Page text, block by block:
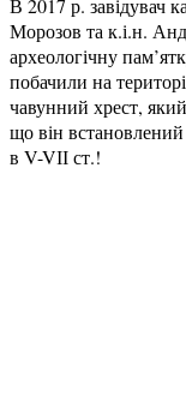
В 2017 р. завідувач
Морозов та к.і.н.
археологічну
побачили на
чавунний хрест,
що він
в V-VІІ ст.!